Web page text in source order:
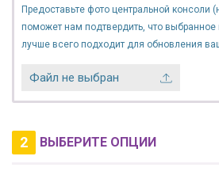
Предоставьте фото центральной консоли
поможет нам подтвердить, что выбранное
лучше всего подходит для обновления
Файл не выбран
2 ВЫБЕРИТЕ ОПЦИИ